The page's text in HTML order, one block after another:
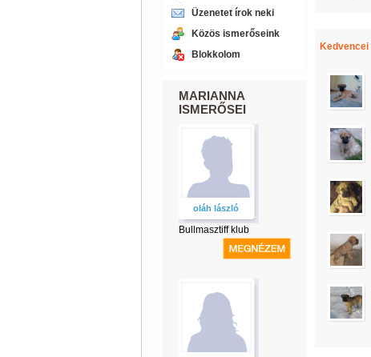
Üzenetet írok neki
Közös ismerőseink
Blokkolom
MARIANNA
ISMERŐSEI
oláh lászló
Bullmasztiff klub
Kedvencei